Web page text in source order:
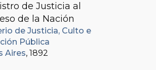
de Justicia al
de la Nación
de Justicia, Culto e
Pública
Aires, 1892